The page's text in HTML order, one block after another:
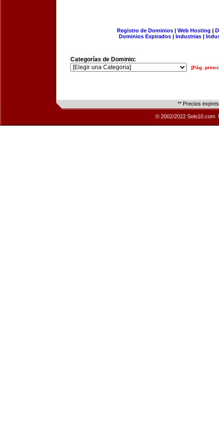
Registro de Dominios| Web Hosting |
Dominios Expirados | Industrias |
Categorías de Dominio:
[Pág.
** Precios
© 2002/2022 Solo10.com